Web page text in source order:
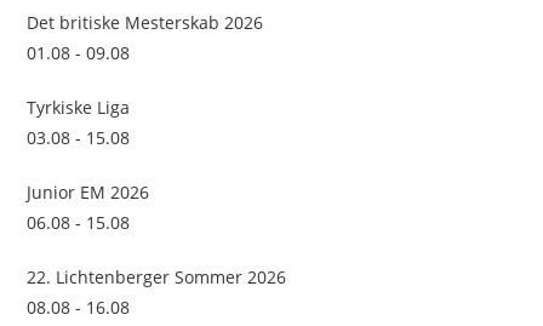
Det britiske Mesterskab 2026
01.08 - 09.08
Tyrkiske Liga
03.08 - 15.08
Junior EM 2026
06.08 - 15.08
22. Lichtenberger Sommer 2026
08.08 - 16.08